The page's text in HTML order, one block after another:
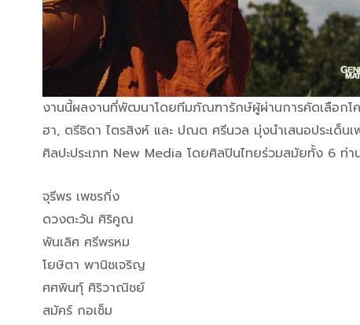
งานนี้ผลงานที่พัฒนาโดยทีมภัณฑารักษ์ผู้ผ่านการคัดเลือก
ฮา, ตรีธิดา ไตรสิงห์ และ ปณต ศรีนวล มุ่งนำเสนอประเด็น
ศิลปะประเภท New Media โดยศิลปินไทยร่วมสมัยทั้ง 6 ท่า
จุรีพร เพชรกิ่ง
ดวงตะวัน ศิริคูณ
พันเลิศ ศรีพรหม
โยษิตา พานิชเจริญ
ศศพินทุ์ ศิริวาณิชย์
สมัคร์ กอเซ็ม